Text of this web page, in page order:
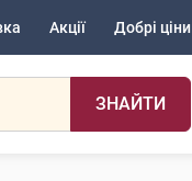
Акції Добрі ціни
ЗНАЙТИ